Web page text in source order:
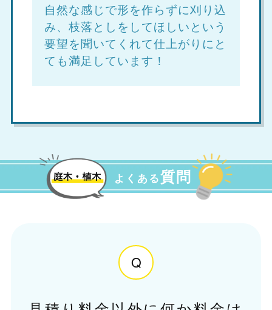
自然な感じで形を作らずに刈り込
み、枝落としをしてほしいという
要望を聞いてくれて仕上がりにと
ても満足しています！
よくある質問
Q